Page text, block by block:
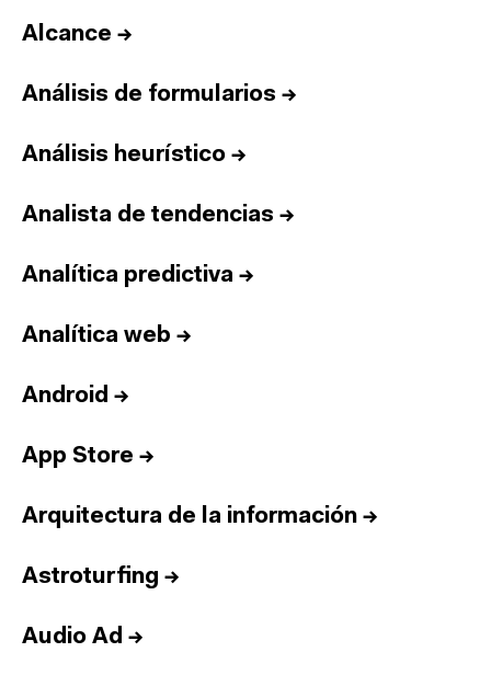
Alcance →
Análisis de formularios →
Análisis heurístico →
Analista de tendencias →
Analítica predictiva →
Analítica web →
Android →
App Store →
Arquitectura de la información →
Astroturfing →
Audio Ad →